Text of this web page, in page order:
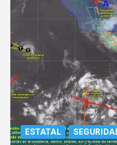
ESTATAL